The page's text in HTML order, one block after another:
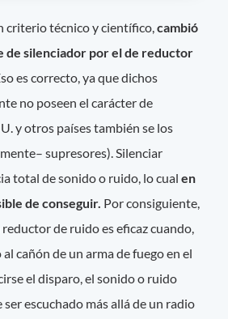
criterio técnico y científico,cambió
de silenciador por el de reductor
es correcto, ya que dichos
no poseen el carácter de
y otros países también se los
supresores). Silenciar
total de sonido o ruido, lo cualen
de conseguir. Por consiguiente,
de ruido es eficaz cuando,
cañón de un arma de fuego en el
el disparo, el sonido o ruido
escuchado más allá de un radio